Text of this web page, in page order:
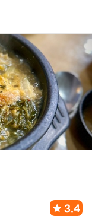
3.4